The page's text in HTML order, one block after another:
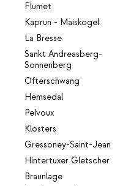
Flumet
Kaprun - Maiskogel
La Bresse
Sankt Andreasberg-
Sonnenberg
Ofterschwang
Hemsedal
Pelvoux
Klosters
Gressoney-Saint-Jean
Hintertuxer Gletscher
Braunlage